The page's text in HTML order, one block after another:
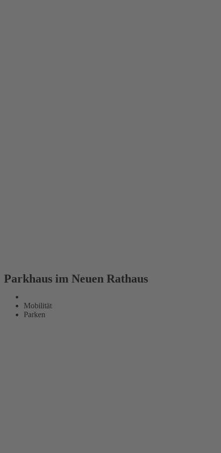
Parkhaus im Neuen Rathaus
Mobilität
Parken